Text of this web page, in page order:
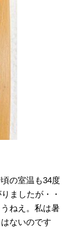
の室温も34度
ましたが・・
ねえ。私は暑
ないのです